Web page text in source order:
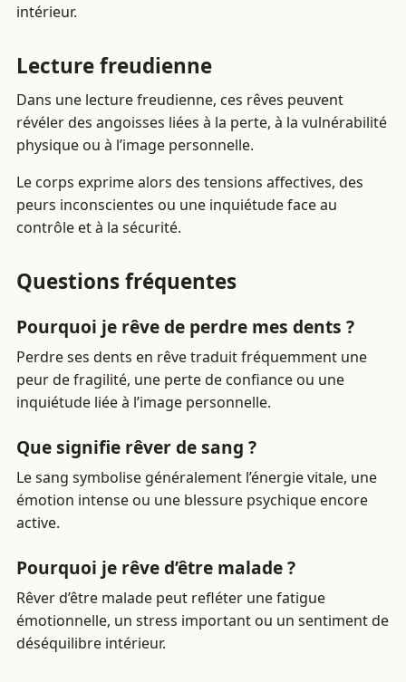
intérieur.
Lecture freudienne
Dans une lecture freudienne, ces rêves peuvent
révéler des angoisses liées à la perte, à la vulnérabilité
physique ou à l’image personnelle.
Le corps exprime alors des tensions affectives, des
peurs inconscientes ou une inquiétude face au
contrôle et à la sécurité.
Questions fréquentes
Pourquoi je rêve de perdre mes dents ?
Perdre ses dents en rêve traduit fréquemment une
peur de fragilité, une perte de confiance ou une
inquiétude liée à l’image personnelle.
Que signifie rêver de sang ?
Le sang symbolise généralement l’énergie vitale, une
émotion intense ou une blessure psychique encore
active.
Pourquoi je rêve d’être malade ?
Rêver d’être malade peut refléter une fatigue
émotionnelle, un stress important ou un sentiment de
déséquilibre intérieur.